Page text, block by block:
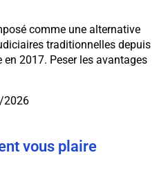
comme une alternative
traditionnelles depuis
2017. Peser les avantages
2026
vous plaire